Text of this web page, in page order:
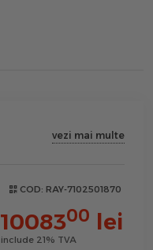
vezi mai multe
COD: RAY-7102501870
1008300 lei
include 21% TVA